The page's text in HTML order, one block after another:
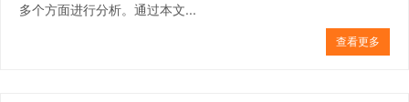
多个方面进行分析。通过本文...
查看更多